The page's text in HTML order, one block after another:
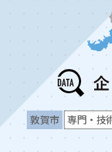
敦賀市 専門・技